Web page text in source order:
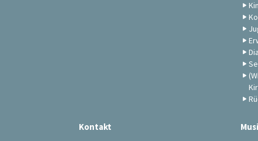
Kontakt